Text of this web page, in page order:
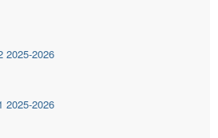
2025-2026
2025-2026